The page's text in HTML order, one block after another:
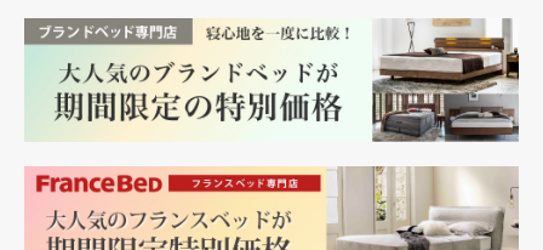
ンスベッド製マットレスの寿命は？どのくらい使
えるのか？フランスベッド製マットレスの寿命
は？どのくらい使えるのか？
スベッドのマットレスの特徴【専門スタッフ解
説】寝心地だけじゃない！？フランスベッドのマ
ットレスの特徴【専門スタッフ解説】寝心地だけ
じゃない！？フランスベッドのマットレスの特徴
【専門スタッフ解説】寝心地だけじゃない！？フ
解説】寝心地だけじゃない！？フランスベッドの
マットレスの特徴【専門スタッフ解説】寝心地だ
けじゃない！？フランスベッドのマットレスの特